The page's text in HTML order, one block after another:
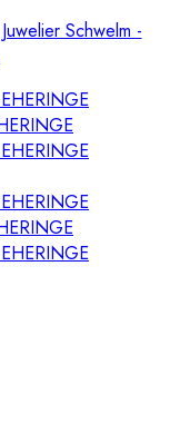
Juwelier Schwelm -